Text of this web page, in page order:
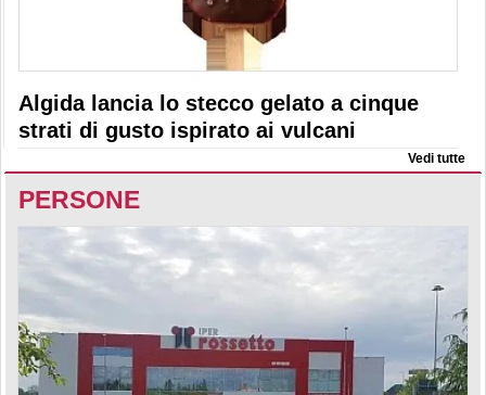
Algida lancia lo stecco gelato a cinque
strati di gusto ispirato ai vulcani
Vedi tutte
PERSONE